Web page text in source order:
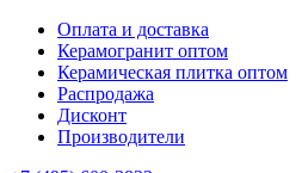
Оплата и доставка
Керамогранит оптом
Керамическая плитка оптом
Распродажа
Дисконт
Производители